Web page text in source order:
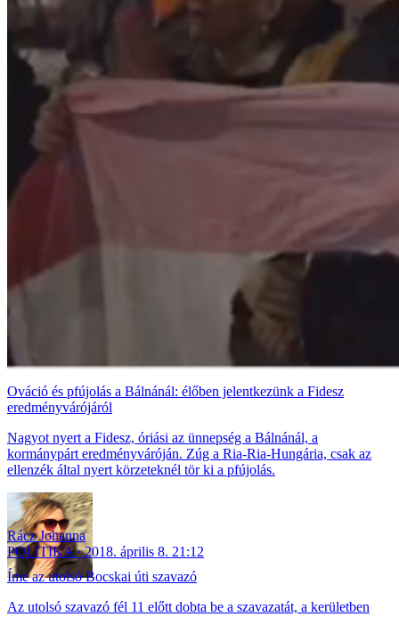
Ováció és pfújolás a Bálnánál: élőben jelentkezünk a Fidesz
eredményvárójáról
Nagyot nyert a Fidesz, óriási az ünnepség a Bálnánál, a
kormánypárt eredményváróján. Zúg a Ria-Ria-Hungária, csak az
ellenzék által nyert körzeteknél tör ki a pfújolás.
Rácz Johanna
POLITIKA
2018. április 8. 21:12
Íme az utolsó Bocskai úti szavazó
Az utolsó szavazó fél 11 előtt dobta be a szavazatát, a kerületben